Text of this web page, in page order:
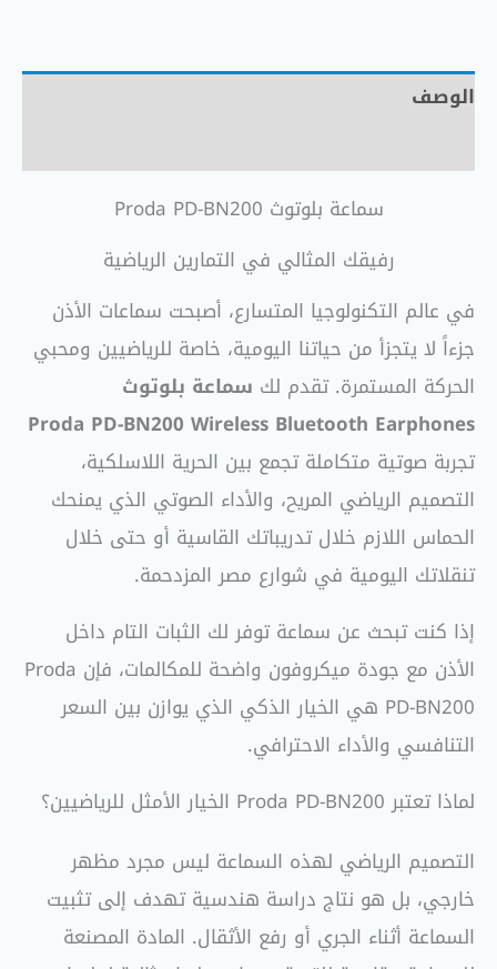
الوصف
سماعة بلوتوث Proda PD-BN200
رفيقك المثالي في التمارين الرياضية
في عالم التكنولوجيا المتسارع، أصبحت سماعات الأذن
جزءاً لا يتجزأ من حياتنا اليومية، خاصة للرياضيين ومحبي
الحركة المستمرة. تقدم لك سماعة بلوتوث
Proda PD-BN200 Wireless Bluetooth Earphones
تجربة صوتية متكاملة تجمع بين الحرية اللاسلكية،
التصميم الرياضي المريح، والأداء الصوتي الذي يمنحك
الحماس اللازم خلال تدريباتك القاسية أو حتى خلال
تنقلاتك اليومية في شوارع مصر المزدحمة.
إذا كنت تبحث عن سماعة توفر لك الثبات التام داخل
الأذن مع جودة ميكروفون واضحة للمكالمات، فإن Proda
PD-BN200 هي الخيار الذكي الذي يوازن بين السعر
التنافسي والأداء الاحترافي.
لماذا تعتبر Proda PD-BN200 الخيار الأمثل للرياضيين؟
التصميم الرياضي لهذه السماعة ليس مجرد مظهر
خارجي، بل هو نتاج دراسة هندسية تهدف إلى تثبيت
السماعة أثناء الجري أو رفع الأثقال. المادة المصنعة